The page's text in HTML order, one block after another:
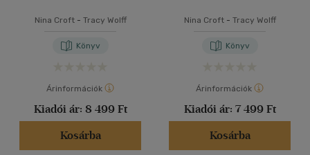
Nina Croft- Tracy Wolff
Könyv
Árinformációk
Kiadói ár: 8 499 Ft
Kosárba
Nina Croft- Tracy Wolff
Könyv
Árinformációk
Kiadói ár: 7 499 Ft
Kosárba